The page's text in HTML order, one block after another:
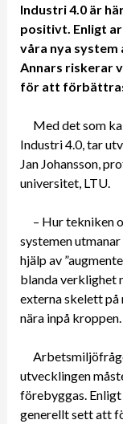
Industri 4.0 är
positivt. Enligt
våra nya system
Annars riskerar
för att
Med det som
Industri 4.0, tar
Jan Johansson,
universitet, LTU.
– Hur tekniken
systemen
hjälp av
blanda verklighet
externa skelett
nära inpå kroppen.
utvecklingen
förebyggas.
generellt sett att